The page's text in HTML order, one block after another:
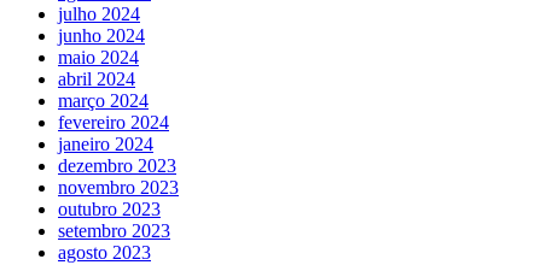
julho 2024
junho 2024
maio 2024
abril 2024
março 2024
fevereiro 2024
janeiro 2024
dezembro 2023
novembro 2023
outubro 2023
setembro 2023
agosto 2023